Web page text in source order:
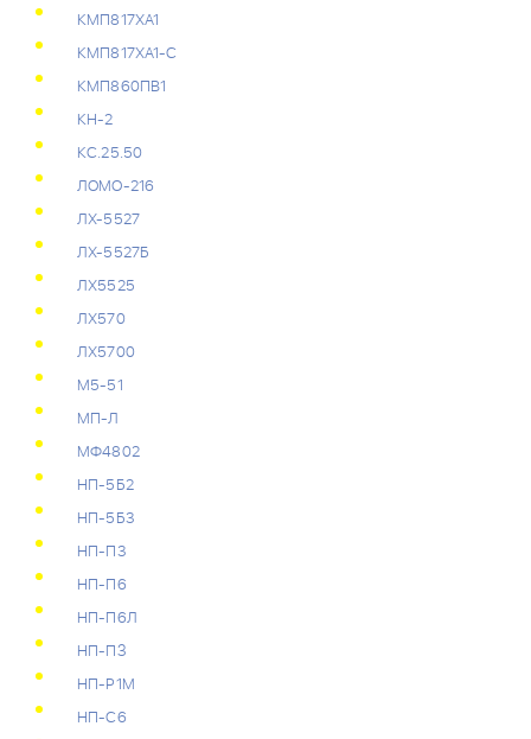
КМП817ХА1
КМП817ХА1-С
КМП860ПВ1
КН-2
КС.25.50
ЛОМО-216
ЛХ-5527
ЛХ-5527Б
ЛХ5525
ЛХ570
ЛХ5700
М5-51
МП-Л
МФ4802
НП-5Б2
НП-5Б3
НП-П3
НП-П6
НП-П6Л
НП-ПЗ
НП-Р1М
НП-С6